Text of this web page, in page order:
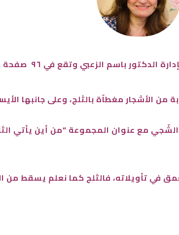
من الأشجار مغطاّة بالثلج، وعلى جانبها
مع عنوان المجموعة “من أين يأتي
في تأويلاته، فالثلج كما نعلم يسقط